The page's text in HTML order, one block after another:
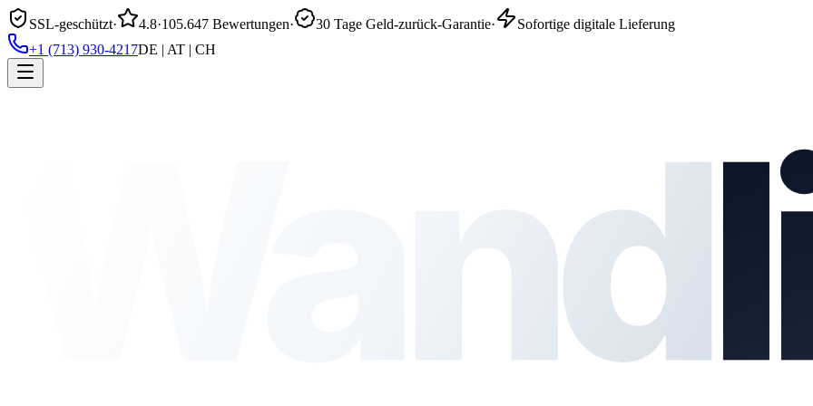
SSL-geschützt· 4.8·105.647 Bewertungen· 30 Tage Geld-zurück-Garantie·
Sofortige digitale Lieferung
+1 (713) 930-4217DE | AT | CH
Wand